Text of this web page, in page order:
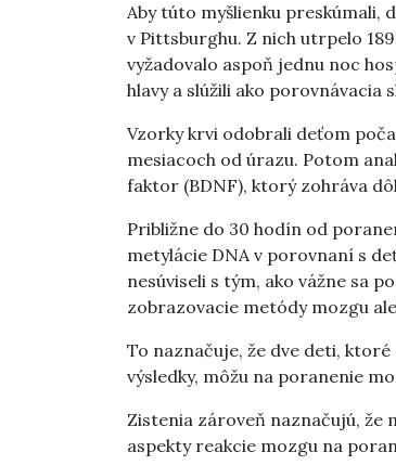
Aby túto myšlienku preskúmali,
v Pittsburghu. Z nich utrpelo
vyžadovalo aspoň jednu noc
hlavy a slúžili ako porovnávacia
Vzorky krvi odobrali deťom
mesiacoch od úrazu. Potom
faktor (BDNF), ktorý zohráva
Približne do 30 hodín od
metylácie DNA v porovnaní s
nesúviseli s tým, ako vážne sa
zobrazovacie metódy mozgu
To naznačuje, že dve deti,
výsledky, môžu na poranenie
Zistenia zároveň naznačujú, že
aspekty reakcie mozgu na